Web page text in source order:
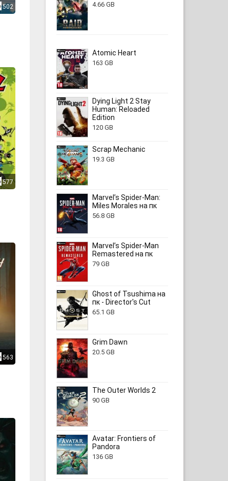
502
577
563
4.66 GB
Atomic Heart
163 GB
Dying Light 2 Stay
Human: Reloaded
Edition
120 GB
Scrap Mechanic
19.3 GB
Marvel’s Spider-Man:
Miles Morales на пк
56.8 GB
Marvel’s Spider-Man
Remastered на пк
79 GB
Ghost of Tsushima на
пк - Director's Cut
65.1 GB
Grim Dawn
20.5 GB
The Outer Worlds 2
90 GB
Avatar: Frontiers of
Pandora
136 GB